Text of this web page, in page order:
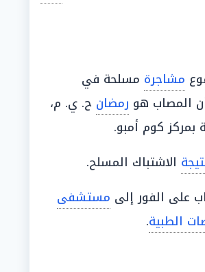
مشاجرة مسلحة في
أن المصاب هو رمضان ح. ي. م،
بمركز كوم أمبو.
الاشتباك المسلح.
على الفور إلى مستشفى
الطبية.